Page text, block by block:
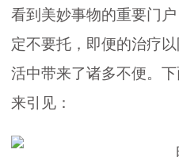
看到美妙事物的重要门
定不要托，即便的治疗
活中带来了诸多不便。
来引见：